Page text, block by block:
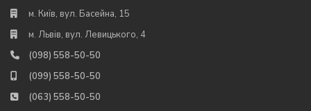
м. Київ, вул. Басейна, 15
м. Львів, вул. Левицького, 4
(098) 558-50-50
(099) 558-50-50
(063) 558-50-50